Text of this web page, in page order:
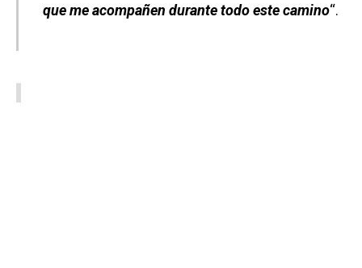
que me acompañen durante todo este camino“.